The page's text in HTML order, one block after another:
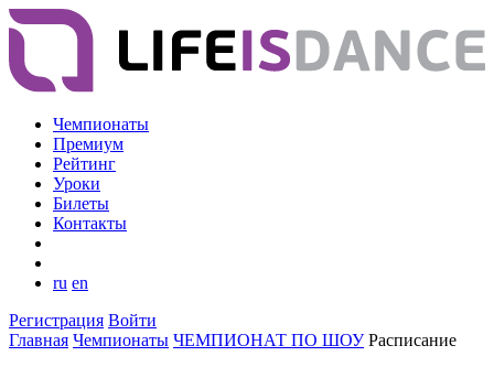
Чемпионаты
Премиум
Рейтинг
Уроки
Билеты
Контакты
ru en
Регистрация Войти
Главная Чемпионаты ЧЕМПИОНАТ ПО ШОУ Расписание